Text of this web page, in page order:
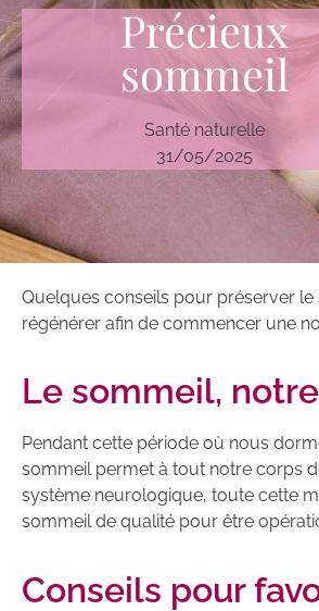
Précieux
sommeil
Santé naturelle
31/05/2025
Quelques conseils pour préserver
régénérer afin de commencer une
Le sommeil,
Pendant cette période où nous
sommeil permet à tout notre corps
système neurologique, toute cette
sommeil de qualité pour être
Conseils pour